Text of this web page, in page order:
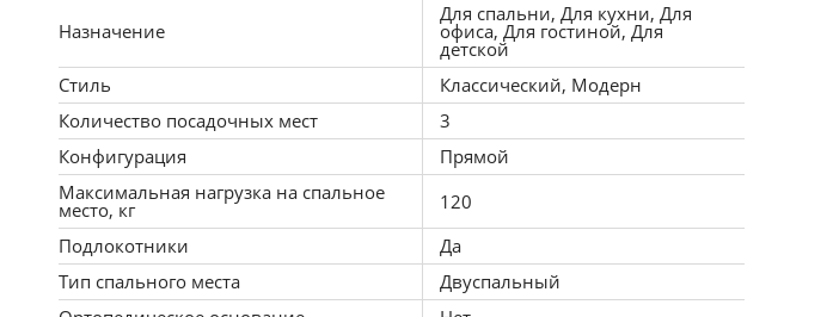
Назначение
Для спальни, Для кухни, Для
офиса, Для гостиной, Для
детской
Стиль
Классический, Модерн
Количество посадочных мест
3
Конфигурация
Прямой
Максимальная нагрузка на спальное
место, кг
120
Подлокотники
Да
Тип спального места
Двуспальный